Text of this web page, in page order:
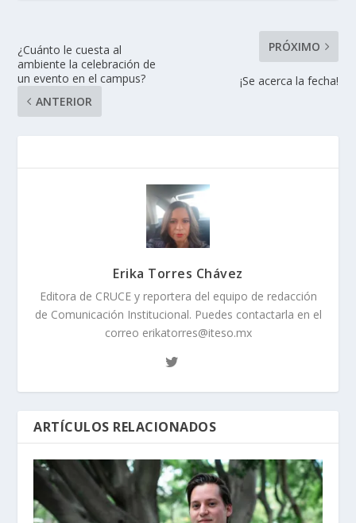
¿Cuánto le cuesta al
ambiente la celebración de
un evento en el campus?
ANTERIOR
PRÓXIMO
¡Se acerca la fecha!
Erika Torres Chávez
Editora de CRUCE y reportera del equipo de redacción
de Comunicación Institucional. Puedes contactarla en el
correo erikatorres@iteso.mx
ARTÍCULOS RELACIONADOS